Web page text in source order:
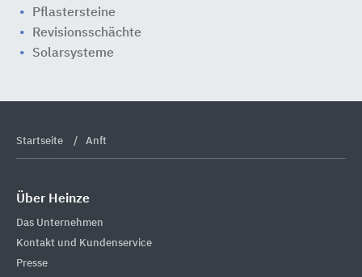
Pflastersteine
Revisionsschächte
Solarsysteme
Startseite Anft
Über Heinze
Das Unternehmen
Kontakt und Kundenservice
Presse